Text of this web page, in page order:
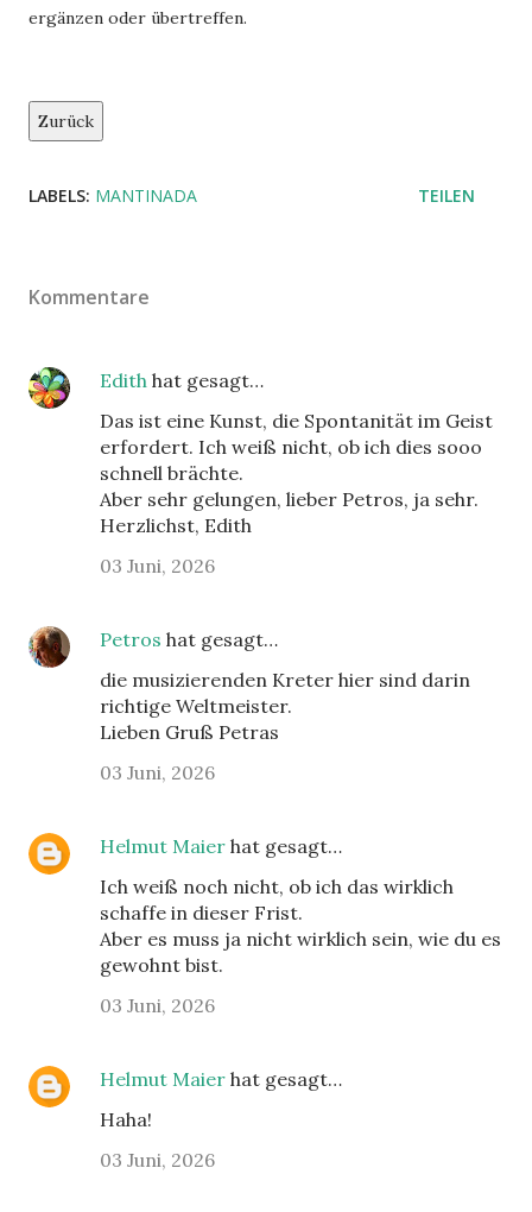
ergänzen oder übertreffen.
Zurück
LABELS: MANTINADA TEILEN
Kommentare
Edith hat gesagt…
Das ist eine Kunst, die Spontanität im Geist
erfordert. Ich weiß nicht, ob ich dies sooo
schnell brächte.
Aber sehr gelungen, lieber Petros, ja sehr.
Herzlichst, Edith
03 Juni, 2026
Petros hat gesagt…
die musizierenden Kreter hier sind darin
richtige Weltmeister.
Lieben Gruß Petras
03 Juni, 2026
Helmut Maier hat gesagt…
Ich weiß noch nicht, ob ich das wirklich
schaffe in dieser Frist.
Aber es muss ja nicht wirklich sein, wie du es
gewohnt bist.
03 Juni, 2026
Helmut Maier hat gesagt…
Haha!
03 Juni, 2026